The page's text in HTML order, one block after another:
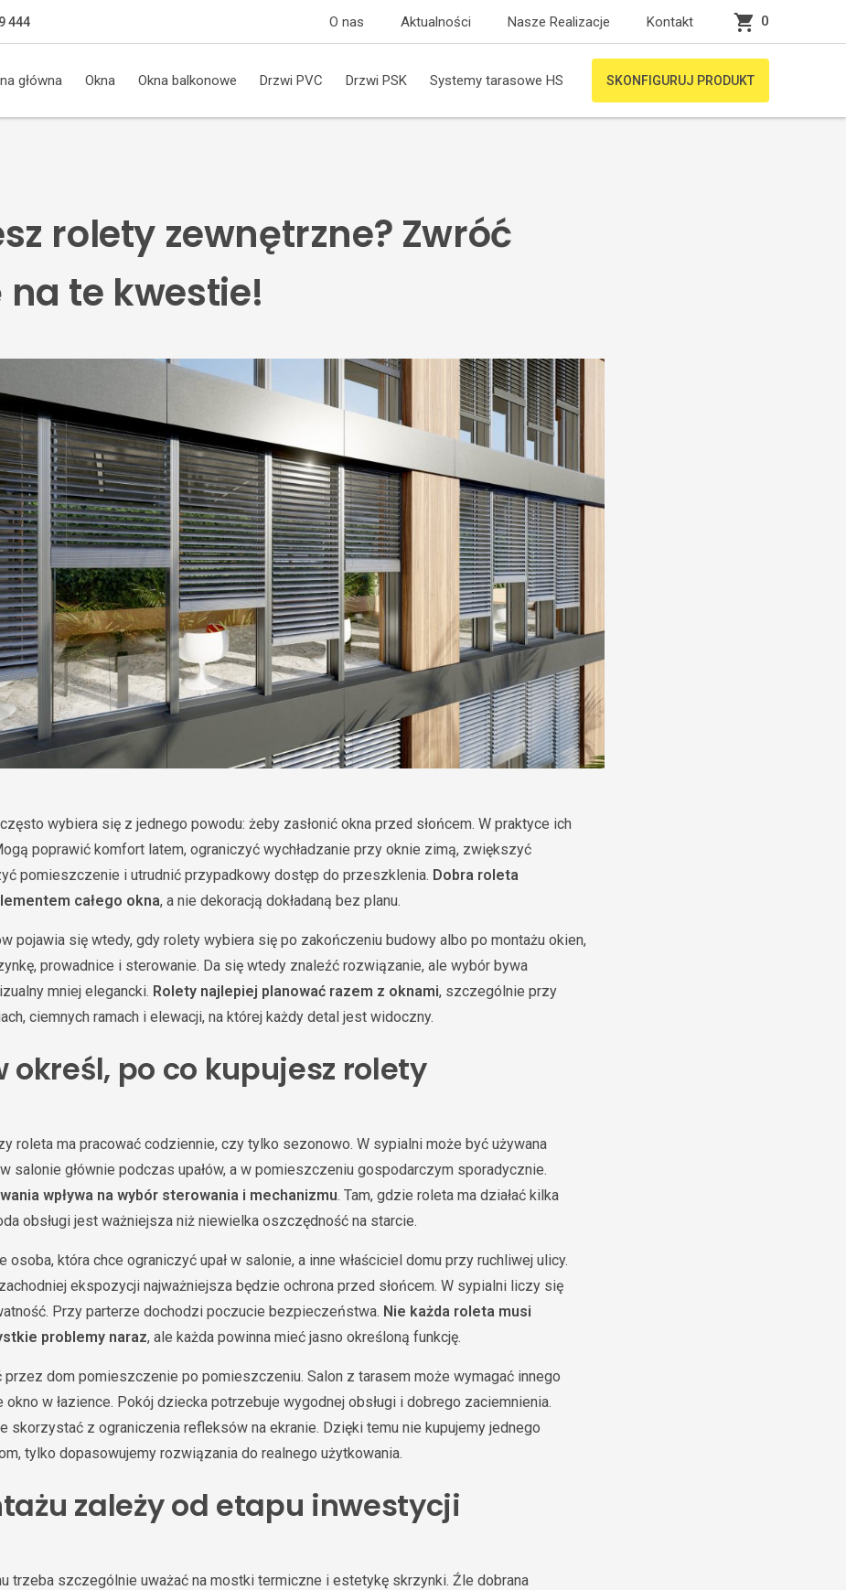
444 O nas Aktualności Nasze Realizacje Kontakt 0
główna Okna Okna balkonowe Drzwi PVC Drzwi PSK Systemy tarasowe HS SKONFIGURUJ PRODUKT
rolety zewnętrzne? Zwróć
te kwestie!
wybiera się z jednego powodu: żeby zasłonić okna przed słońcem. W praktyce ich
poprawić komfort latem, ograniczyć wychładzanie przy oknie zimą, zwiększyć
pomieszczenie i utrudnić przypadkowy dostęp do przeszklenia. Dobra roleta
całego okna, a nie dekoracją dokładaną bez planu.
pojawia się wtedy, gdy rolety wybiera się po zakończeniu budowy albo po montażu okien,
prowadnice i sterowanie. Da się wtedy znaleźć rozwiązanie, ale wybór bywa
mniej elegancki. Rolety najlepiej planować razem z oknami, szczególnie przy
ciemnych ramach i elewacji, na której każdy detal jest widoczny.
określ, po co kupujesz rolety
roleta ma pracować codziennie, czy tylko sezonowo. W sypialni może być używana
salonie głównie podczas upałów, a w pomieszczeniu gospodarczym sporadycznie.
wpływa na wybór sterowania i mechanizmu. Tam, gdzie roleta ma działać kilka
obsługi jest ważniejsza niż niewielka oszczędność na starcie.
osoba, która chce ograniczyć upał w salonie, a inne właściciel domu przy ruchliwej ulicy.
ekspozycji najważniejsza będzie ochrona przed słońcem. W sypialni liczy się
Przy parterze dochodzi poczucie bezpieczeństwa. Nie każda roleta musi
problemy naraz, ale każda powinna mieć jasno określoną funkcję.
dom pomieszczenie po pomieszczeniu. Salon z tarasem może wymagać innego
okno w łazience. Pokój dziecka potrzebuje wygodnej obsługi i dobrego zaciemnienia.
skorzystać z ograniczenia refleksów na ekranie. Dzięki temu nie kupujemy jednego
tylko dopasowujemy rozwiązania do realnego użytkowania.
zależy od etapu inwestycji
trzeba szczególnie uważać na mostki termiczne i estetykę skrzynki. Źle dobrana